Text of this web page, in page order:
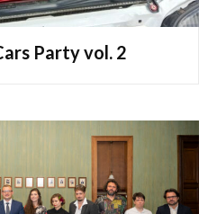
Party vol. 2